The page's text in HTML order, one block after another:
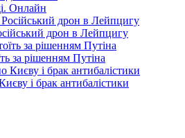
Онлайн
дрон в Лейпцигу
за рішенням Путіна
і брак антибалістики